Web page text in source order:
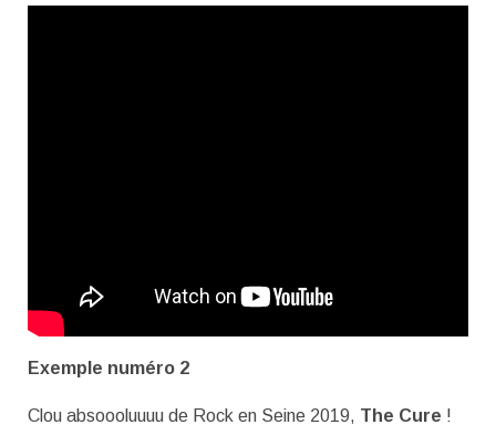
Exemple numéro 2
Clou absoooluuuu de Rock en Seine 2019, The Cure !